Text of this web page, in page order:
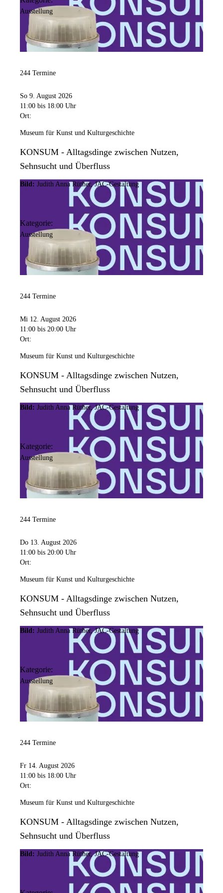
Ausstellung
244 Termine
So 9. August 2026
11:00 bis 18:00 Uhr
Ort:
Museum für Kunst und Kulturgeschichte
KONSUM - Alltagsdinge zwischen Nutzen,
Sehnsucht und Überfluss
Bild: Judith Anna Rüther, JAC-Gestaltung
Kategorie:
Ausstellung
244 Termine
Mi 12. August 2026
11:00 bis 20:00 Uhr
Ort:
Museum für Kunst und Kulturgeschichte
KONSUM - Alltagsdinge zwischen Nutzen,
Sehnsucht und Überfluss
Bild: Judith Anna Rüther, JAC-Gestaltung
Kategorie:
Ausstellung
244 Termine
Do 13. August 2026
11:00 bis 20:00 Uhr
Ort:
Museum für Kunst und Kulturgeschichte
KONSUM - Alltagsdinge zwischen Nutzen,
Sehnsucht und Überfluss
Bild: Judith Anna Rüther, JAC-Gestaltung
Kategorie:
Ausstellung
244 Termine
Fr 14. August 2026
11:00 bis 18:00 Uhr
Ort:
Museum für Kunst und Kulturgeschichte
KONSUM - Alltagsdinge zwischen Nutzen,
Sehnsucht und Überfluss
Bild: Judith Anna Rüther, JAC-Gestaltung